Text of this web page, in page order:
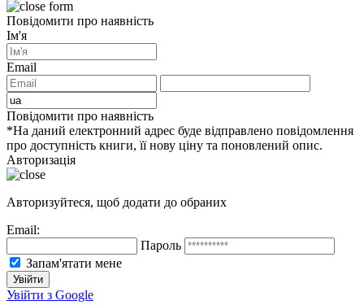
Повідомити про наявність
Ім'я
Email
Повідомити про наявність
*На даний електронний адрес буде відправлено повідомлення
про доступність книги, її нову ціну та поновлений опис.
Авторизація
Авторизуйтеся, щоб додати до обраних
Email:
Пароль
Запам'ятати мене
Увійти з Google